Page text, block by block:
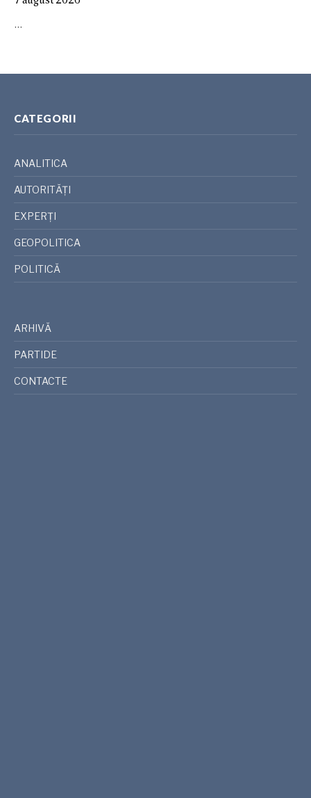
…
CATEGORII
ANALITICA
AUTORITĂȚI
EXPERȚI
GEOPOLITICA
POLITICĂ
ARHIVĂ
PARTIDE
CONTACTE